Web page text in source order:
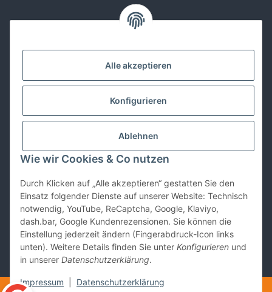
Alle akzeptieren
Konfigurieren
Ablehnen
Wie wir Cookies & Co nutzen
Durch Klicken auf „Alle akzeptieren“ gestatten Sie den
Einsatz folgender Dienste auf unserer Website: Technisch
notwendig, YouTube, ReCaptcha, Google, Klaviyo,
dash.bar, Google Kundenrezensionen. Sie können die
Einstellung jederzeit ändern (Fingerabdruck-Icon links
unten). Weitere Details finden Sie unter Konfigurieren und
in unserer Datenschutzerklärung.
Impressum Datenschutzerklärung
Vertrag widerrufen
* Alle Preise inkl. gesetzlicher USt., zzgl.Versand